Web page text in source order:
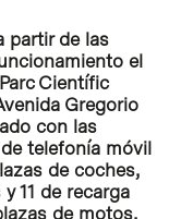
partir de las
el
Científic
Gregorio
con las
telefonía móvil
de coches,
11 de recarga
de motos,